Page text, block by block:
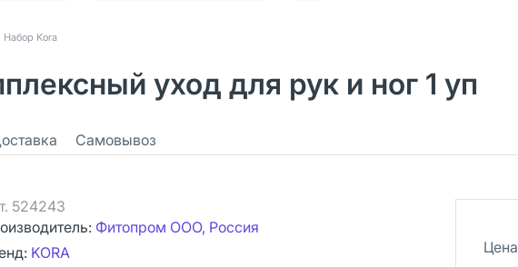
Набор Kora
уход для рук и ног 1 уп
Самовывоз
524243
Фитопром ООО, Россия
KORA
Цена